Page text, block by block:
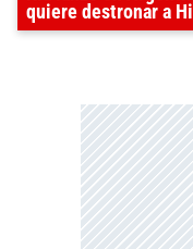
quiere destronar a